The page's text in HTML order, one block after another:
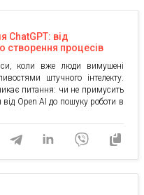
ChatGPT: від
створення процесів
коли вже люди вимушені
штучного інтелекту.
питання: чи не примусить
від Open AI до пошуку роботи в
оскільки навіть найбільш
здатна видавати цілком
прості запити, аналізувати